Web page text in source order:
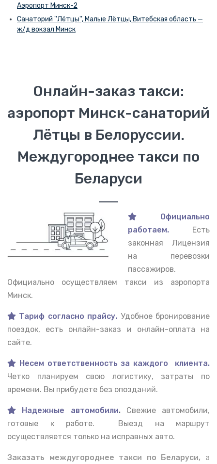
Аэропорт Минск-2
Санаторий ''Лётцы'', Малые Лётцы, Витебская область —
ж/д вокзал Минск
Онлайн-заказ такси:
аэропорт Минск-санаторий
Лётцы в Белоруссии.
Междугороднее такси по
Беларуси
Официально
работаем.
Есть
законная Лицензия
на перевозки
пассажиров.
Официально осуществляем такси из аэропорта
Минск.
Тариф согласно прайсу. Удобное бронирование
поездок, есть онлайн-заказ и онлайн-оплата на
сайте.
Несем ответственность за каждого клиента.
Четко планируем свою логистику, затраты по
времени. Вы прибудете без опозданий.
Надежные автомобили. Свежие автомобили,
готовые к работе. Выезд на маршрут
осуществляется только на исправных авто.
Заказать междугороднее такси по Беларуси, а